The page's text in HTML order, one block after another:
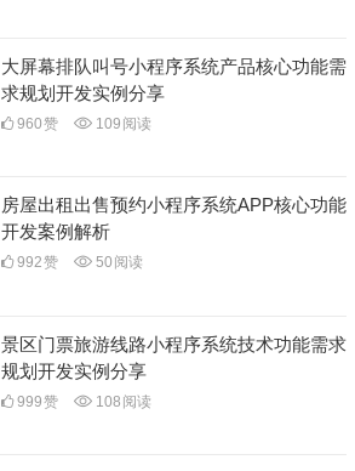
大屏幕排队叫号小程序系统产品核心功能需
求规划开发实例分享
960赞 109 阅读
房屋出租出售预约小程序系统APP核心功能
开发案例解析
992赞 50 阅读
景区门票旅游线路小程序系统技术功能需求
规划开发实例分享
999赞 108 阅读